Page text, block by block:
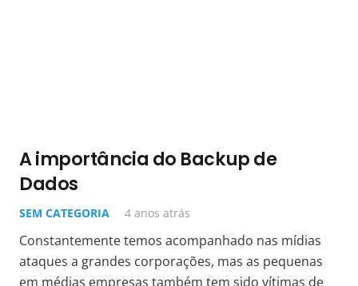
A importância do Backup de
Dados
SEM CATEGORIA 4 anos atrás
Constantemente temos acompanhado nas mídias
ataques a grandes corporações, mas as pequenas
em médias empresas também tem sido vítimas de